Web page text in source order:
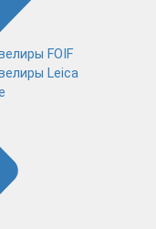
FOIF
Leica